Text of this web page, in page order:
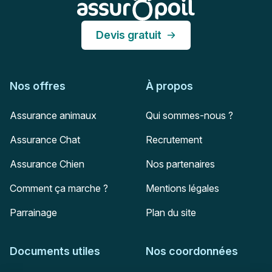
Devis gratuit
Nos offres
Assurance animaux
Assurance Chat
Assurance Chien
Comment ça marche ?
Parrainage
À propos
Qui sommes-nous ?
Recrutement
Nos partenaires
Mentions légales
Plan du site
Documents utiles Nos coordonnées